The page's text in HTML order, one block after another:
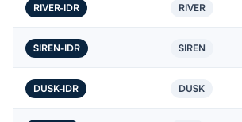
RIVER-IDR RIVER
SIREN-IDR SIREN
DUSK-IDR DUSK